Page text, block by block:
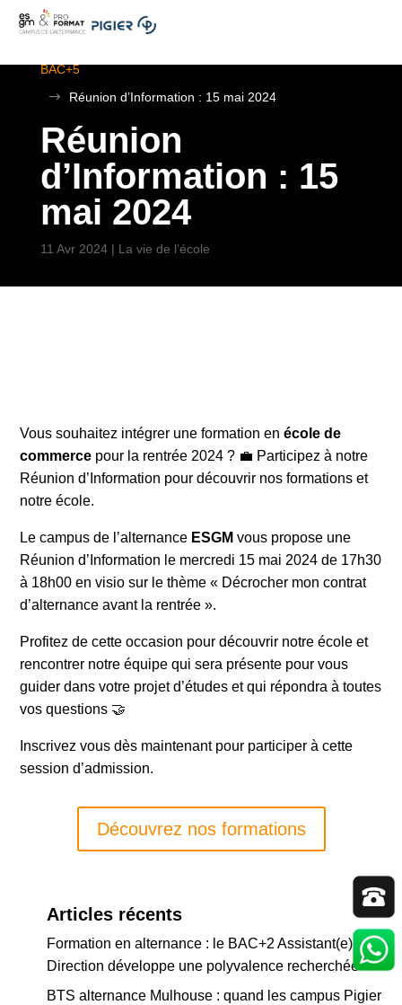
BAC+5
$
Réunion d’Information : 15 mai 2024
Réunion
d’Information : 15
mai 2024
11 Avr 2024| La vie de l’école
Vous souhaitez intégrer une formation enécole de
commerce pour la rentrée 2024 ? 💼 Participez à notre
Réunion d’Information pour découvrir nos formations et
notre école.
Le campus de l’alternance ESGMvous propose une
Réunion d’Information le mercredi 15 mai 2024 de 17h30
à 18h00 en visio sur le thème « Décrocher mon contrat
d’alternance avant la rentrée ».
Profitez de cette occasion pour découvrir notre école et
rencontrer notre équipe qui sera présente pour vous
guider dans votre projet d’études et qui répondra à toutes
vos questions 🤝
Inscrivez vous dès maintenant pour participer à cette
session d’admission.
Découvrez nos formations
Articles récents
Formation en alternance : le BAC+2 Assistant(e) de
Direction développe une polyvalence recherchée
BTS alternance Mulhouse : quand les campus Pigier